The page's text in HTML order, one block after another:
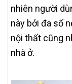
nhiên người
này bởi đa số
nội thất cũng
nhà ở.